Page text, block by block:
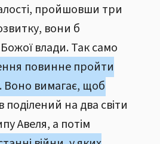
пройшовши три
вони б
влади. Так само
повинне пройти
Воно вимагає, щоб
поділений на два світи
Авеля, а потім